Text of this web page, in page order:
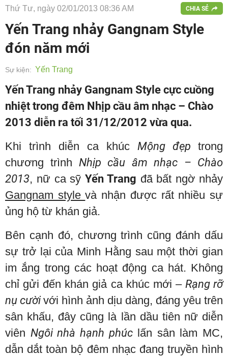
Thứ Tư, ngày 02/01/2013 08:36 AM CHIA SẺ
Yến Trang nhảy Gangnam Style
đón năm mới
Sự kiện: Yến Trang
Yến Trang nhảy Gangnam Style cực cuồng
nhiệt trong đêm Nhịp cầu âm nhạc – Chào
2013 diễn ra tối 31/12/2012 vừa qua.
Khi trình diễn ca khúc Mộng đẹp trong
chương trình Nhịp cầu âm nhạc – Chào
2013, nữ ca sỹYến Trang đã bất ngờ nhảy
Gangnam stylevà nhận được rất nhiều sự
ủng hộ từ khán giả.
Bên cạnh đó, chương trình cũng đánh dấu
sự trở lại của Minh Hằng sau một thời gian
im ắng trong các hoạt động ca hát. Không
chỉ gửi đến khán giả ca khúc mới – Rạng rỡ
nụ cườivới hình ảnh dịu dàng, đáng yêu trên
sân khấu, đây cũng là lần dầu tiên nữ diễn
viên Ngôi nhà hạnh phúclấn sân làm MC,
dẫn dắt toàn bộ đêm nhạc đang truyền hình